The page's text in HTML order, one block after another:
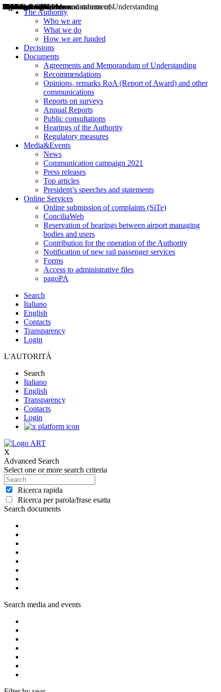
The Authority
Who we are
What we do
How we are funded
Decisions
Documents
Agreements and Memorandum of Understanding
Recommendations
Opinions, remarks RoA (Report of Award) and other
communications
Reports on surveys
Annual Reports
Public consultations
Hearings of the Authority
Regulatory measures
Media&Events
News
Communication campaign 2021
Press releases
Top articles
President’s speeches and statements
Online Services
Online submission of complaints (SiTe)
ConciliaWeb
Reservation of hearings between airport managing
bodies and users
Contribution for the operation of the Authority
Notification of new rail passenger services
Forms
Access to administrative files
pagoPA
Search
Italiano
English
Contacts
Transparency
Login
L'AUTORITÀ
Search
Italiano
English
Transparency
Contacts
Login
X
Advanced Search
Select one or more search criteria
Ricerca rapida
Ricerca per parola/frase esatta
Search documents
Decisions
Opinions
Public consultations
Hearings
Recommendations
Agreements and Memorandums of Understanding
Relazioni annuali
Misure di regolazione
Search media and events
News
Press Releases
Bollettini ART
Convegni ART
President’s interviews
Top articles
President’s speeches and statements
2004
2005
2010
2013
2014
2015
2016
2017
2018
2019
202
2020
2021
2022
2023
2024
2025
2026
Aereo
Marittimo
Terrestre